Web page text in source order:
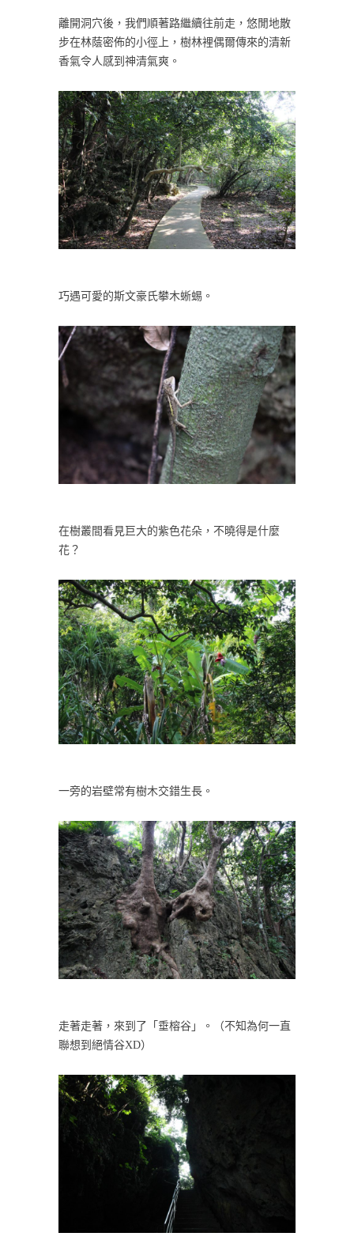
離開洞穴後，我們順著路繼續往前走，悠閒地散
步在林蔭密佈的小徑上，樹林裡偶爾傳來的清新
香氣令人感到神清氣爽。
巧遇可愛的斯文豪氏攀木蜥蜴。
在樹叢間看見巨大的紫色花朵，不曉得是什麼
花？
一旁的岩壁常有樹木交錯生長。
走著走著，來到了「垂榕谷」。（不知為何一直
聯想到絕情谷XD）